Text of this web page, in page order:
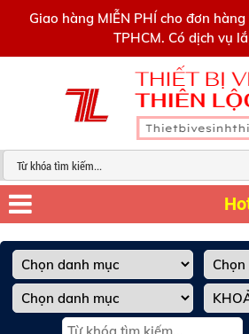
Giao hàng MIỄN PHÍ cho đơn
TPHCM. Có dịch vụ
0909445903